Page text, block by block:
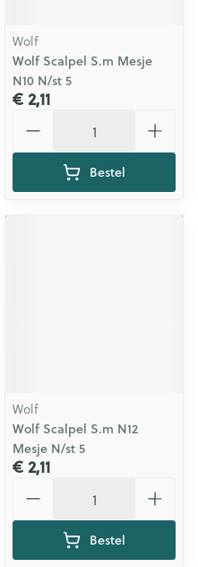
Wolf
Wolf Scalpel S.m Mesje
N10 N/st 5
€ 2,11
Bestel
Wolf
Wolf Scalpel S.m N12
Mesje N/st 5
€ 2,11
Bestel